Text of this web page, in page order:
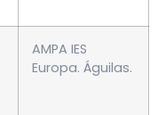
AMPA IES
Europa. Águilas.